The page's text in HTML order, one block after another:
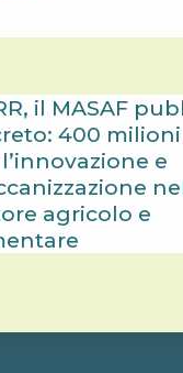
il MASAF
400
e
agricolo e